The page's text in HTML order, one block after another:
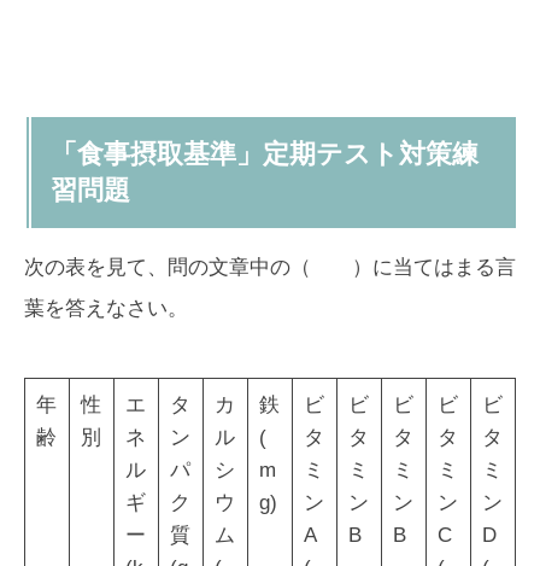
「食事摂取基準」定期テスト対策練
習問題
次の表を見て、問の文章中の（ ）に当てはまる言
葉を答えなさい。
年
齢
性
別
エ
ネ
ル
ギ
ー
タ
ン
パ
ク
質
カ
ル
シ
ウ
ム
鉄
(
m
g)
ビ
タ
ミ
ン
A
ビ
タ
ミ
ン
B
ビ
タ
ミ
ン
B
ビ
タ
ミ
ン
C
ビ
タ
ミ
ン
D